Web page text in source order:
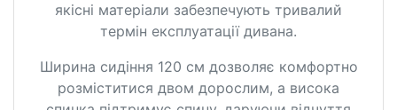
якісні матеріали забезпечують тривалий
термін експлуатації дивана.
Ширина сидіння 120 см дозволяє комфортно
розміститися двом дорослим, а висока